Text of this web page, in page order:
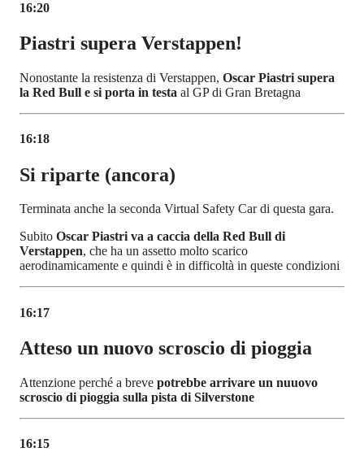
16:20
Piastri supera Verstappen!
Nonostante la resistenza di Verstappen, Oscar Piastri supera
la Red Bull e si porta in testa al GP di Gran Bretagna
16:18
Si riparte (ancora)
Terminata anche la seconda Virtual Safety Car di questa gara.
Subito Oscar Piastri va a caccia della Red Bull di
Verstappen, che ha un assetto molto scarico
aerodinamicamente e quindi è in difficoltà in queste condizioni
16:17
Atteso un nuovo scroscio di pioggia
Attenzione perché a breve potrebbe arrivare un nuuovo
scroscio di pioggia sulla pista di Silverstone
16:15